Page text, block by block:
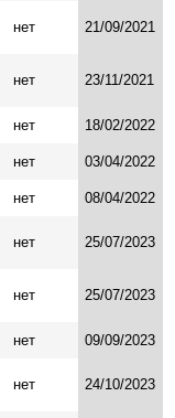
нет 21/09/2021
нет 23/11/2021
нет 18/02/2022
нет 03/04/2022
нет 08/04/2022
нет 25/07/2023
нет 25/07/2023
нет 09/09/2023
нет 24/10/2023